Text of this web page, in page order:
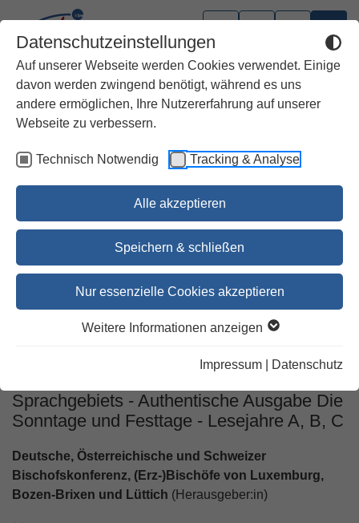
Datenschutzeinstellungen
Auf unserer Webseite werden Cookies verwendet. Einige
davon werden zwingend benötigt, während es uns
andere ermöglichen, Ihre Nutzererfahrung auf unserer
Webseite zu verbessern.
Technisch Notwendig Tracking & Analyse
Alle akzeptieren
Speichern & schließen
Nur essenzielle Cookies akzeptieren
Weitere Informationen anzeigen
Impressum Datenschutz
Die Feier der Heiligen Messe
Lektionar - Kleinausgabe
Sprachgebiets - Authentische Ausgabe Die
Sonntage und Festtage - Lesejahre A, B, C
Deutsche, Österreichische und Schweizer
Bischofskonferenz, (Erz-)Bischöfe von Luxemburg,
Bozen-Brixen und Lüttich (Herausgeber:in)